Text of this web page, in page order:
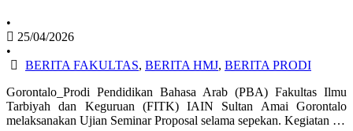
•
25/04/2026
•
BERITA FAKULTAS, BERITA HMJ, BERITA PRODI
Gorontalo_Prodi Pendidikan Bahasa Arab (PBA) Fakultas Ilmu
Tarbiyah dan Keguruan (FITK) IAIN Sultan Amai Gorontalo
melaksanakan Ujian Seminar Proposal selama sepekan. Kegiatan …